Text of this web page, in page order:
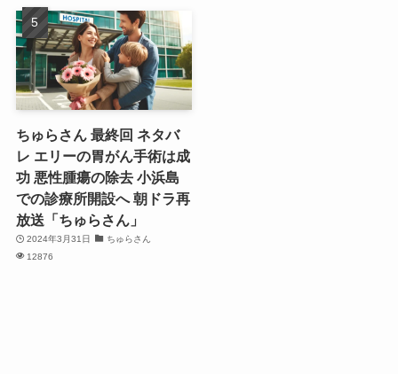
ちゅらさん 最終回 ネタバ
レ エリーの胃がん手術は成
功 悪性腫瘍の除去 小浜島
での診療所開設へ 朝ドラ再
放送「ちゅらさん」
2024年3月31日
ちゅらさん
12876